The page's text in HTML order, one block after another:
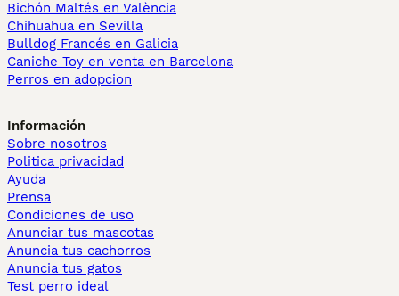
Bichón Maltés en València
Chihuahua en Sevilla
Bulldog Francés en Galicia
Caniche Toy en venta en Barcelona
Perros en adopcion
Información
Sobre nosotros
Politica privacidad
Ayuda
Prensa
Condiciones de uso
Anunciar tus mascotas
Anuncia tus cachorros
Anuncia tus gatos
Test perro ideal